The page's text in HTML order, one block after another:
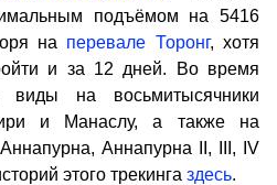
подъёмом на 5416
на перевале Торонг, хотя
и за 12 дней. Во время
виды на восьмитысячники
и Манаслу, а также на
Аннапурна II, III, IV
этого трекинга здесь.